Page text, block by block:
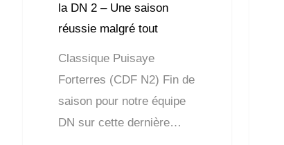
la DN 2 – Une saison
réussie malgré tout
Classique Puisaye
Forterres (CDF N2) Fin de
saison pour notre équipe
DN sur cette dernière…